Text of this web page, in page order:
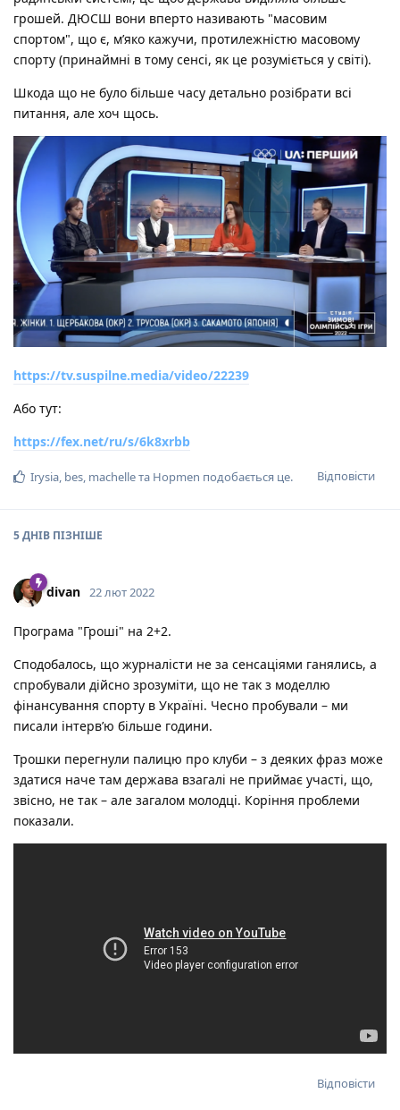
грошей. ДЮСШ вони вперто називають "масовим
спортом", що є, мʼяко кажучи, протилежністю масовому
спорту (принаймні в тому сенсі, як це розуміється у світі).
Шкода що не було більше часу детально розібрати всі
питання, але хоч щось.
https://tv.suspilne.media/video/22239
Або тут:
https://fex.net/ru/s/6k8xrbb
Відповісти
Irysia, bes, machelleта Hopmen подобається це.
5 ДНІВ ПІЗНІШЕ
divan 22 лют 2022
Програма "Гроші" на 2+2.
Сподобалось, що журналісти не за сенсаціями ганялись, а
спробували дійсно зрозуміти, що не так з моделлю
фінансування спорту в Україні. Чесно пробували – ми
писали інтервʼю більше години.
Трошки перегнули палицю про клуби – з деяких фраз може
здатися наче там держава взагалі не приймає участі, що,
звісно, не так – але загалом молодці. Коріння проблеми
показали.
Відповісти